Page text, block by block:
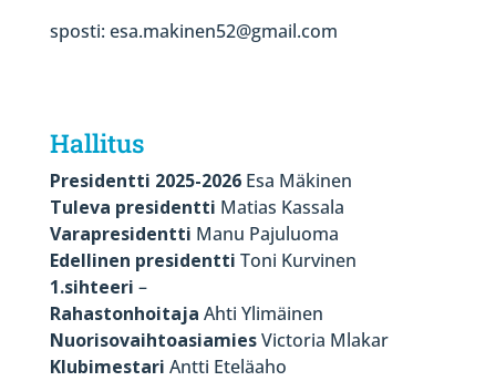
sposti: esa.makinen52@gmail.com
Hallitus
Presidentti 2025-2026 Esa Mäkinen
Tuleva presidentti Matias Kassala
Varapresidentti Manu Pajuluoma
Edellinen presidentti Toni Kurvinen
1.sihteeri –
Rahastonhoitaja Ahti Ylimäinen
NuorisovaihtoasiamiesVictoria Mlakar
Klubimestari Antti Eteläaho